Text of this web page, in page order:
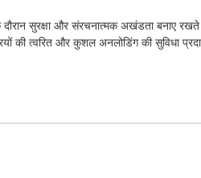
सुरक्षा और संरचनात्मक अखंडता बनाए रखते
की त्वरित और कुशल अनलोडिंग की सुविधा